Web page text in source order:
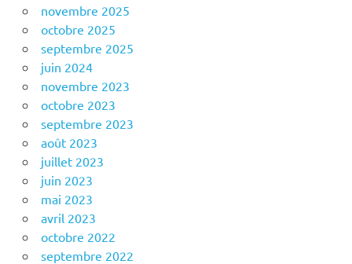
novembre 2025
octobre 2025
septembre 2025
juin 2024
novembre 2023
octobre 2023
septembre 2023
août 2023
juillet 2023
juin 2023
mai 2023
avril 2023
octobre 2022
septembre 2022